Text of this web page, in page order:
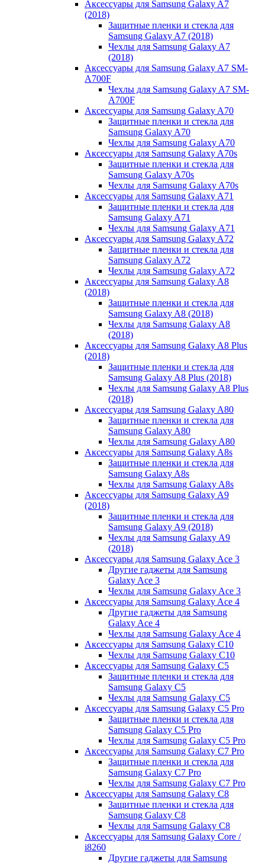
Аксессуары для Samsung Galaxy A7
(2018)
Защитные пленки и стекла для
Samsung Galaxy A7 (2018)
Чехлы для Samsung Galaxy A7
(2018)
Аксессуары для Samsung Galaxy A7 SM-
A700F
Чехлы для Samsung Galaxy A7 SM-
A700F
Аксессуары для Samsung Galaxy A70
Защитные пленки и стекла для
Samsung Galaxy A70
Чехлы для Samsung Galaxy A70
Аксессуары для Samsung Galaxy A70s
Защитные пленки и стекла для
Samsung Galaxy A70s
Чехлы для Samsung Galaxy A70s
Аксессуары для Samsung Galaxy A71
Защитные пленки и стекла для
Samsung Galaxy A71
Чехлы для Samsung Galaxy A71
Аксессуары для Samsung Galaxy A72
Защитные пленки и стекла для
Samsung Galaxy A72
Чехлы для Samsung Galaxy A72
Аксессуары для Samsung Galaxy A8
(2018)
Защитные пленки и стекла для
Samsung Galaxy A8 (2018)
Чехлы для Samsung Galaxy A8
(2018)
Аксессуары для Samsung Galaxy A8 Plus
(2018)
Защитные пленки и стекла для
Samsung Galaxy A8 Plus (2018)
Чехлы для Samsung Galaxy A8 Plus
(2018)
Аксессуары для Samsung Galaxy A80
Защитные пленки и стекла для
Samsung Galaxy A80
Чехлы для Samsung Galaxy A80
Аксессуары для Samsung Galaxy A8s
Защитные пленки и стекла для
Samsung Galaxy A8s
Чехлы для Samsung Galaxy A8s
Аксессуары для Samsung Galaxy A9
(2018)
Защитные пленки и стекла для
Samsung Galaxy A9 (2018)
Чехлы для Samsung Galaxy A9
(2018)
Аксессуары для Samsung Galaxy Ace 3
Другие гаджеты для Samsung
Galaxy Ace 3
Чехлы для Samsung Galaxy Ace 3
Аксессуары для Samsung Galaxy Ace 4
Другие гаджеты для Samsung
Galaxy Ace 4
Чехлы для Samsung Galaxy Ace 4
Аксессуары для Samsung Galaxy C10
Чехлы для Samsung Galaxy C10
Аксессуары для Samsung Galaxy C5
Защитные пленки и стекла для
Samsung Galaxy C5
Чехлы для Samsung Galaxy C5
Аксессуары для Samsung Galaxy C5 Pro
Защитные пленки и стекла для
Samsung Galaxy C5 Pro
Чехлы для Samsung Galaxy C5 Pro
Аксессуары для Samsung Galaxy C7 Pro
Защитные пленки и стекла для
Samsung Galaxy C7 Pro
Чехлы для Samsung Galaxy C7 Pro
Аксессуары для Samsung Galaxy C8
Защитные пленки и стекла для
Samsung Galaxy C8
Чехлы для Samsung Galaxy C8
Аксессуары для Samsung Galaxy Core /
i8260
Другие гаджеты для Samsung